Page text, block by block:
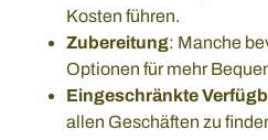
Kosten führen.
Zubereitung: Manche
Optionen für mehr
Eingeschränkte
allen Geschäften zu